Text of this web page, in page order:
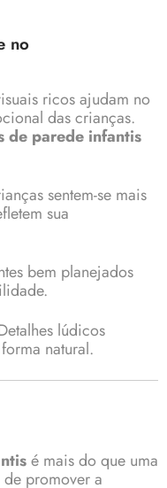
no
ricos ajudam no
das crianças.
de parede infantis
sentem-se mais
sua
bem planejados
lúdicos
natural.
é mais do que uma
promover a